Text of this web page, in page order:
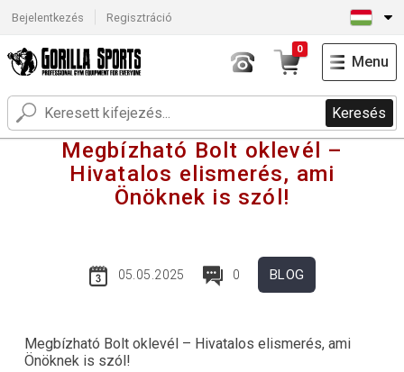
Bejelentkezés Regisztráció
Keresés
0
Menu
Megbízható Bolt oklevél –
Hivatalos elismerés, ami
Önöknek is szól!
05.05.2025 0 BLOG
Megbízható Bolt oklevél – Hivatalos elismerés, ami
Önöknek is szól!